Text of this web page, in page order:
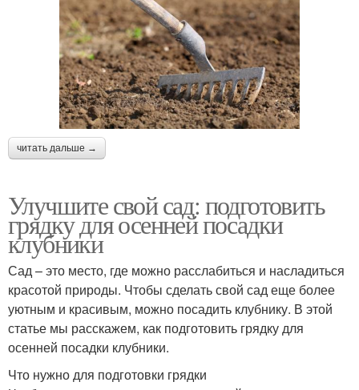
читать дальше →
Улучшите свой сад: подготовить
грядку для осенней посадки
клубники
Сад – это место, где можно расслабиться и насладиться
красотой природы. Чтобы сделать свой сад еще более
уютным и красивым, можно посадить клубнику. В этой
статье мы расскажем, как подготовить грядку для
осенней посадки клубники.
Что нужно для подготовки грядки